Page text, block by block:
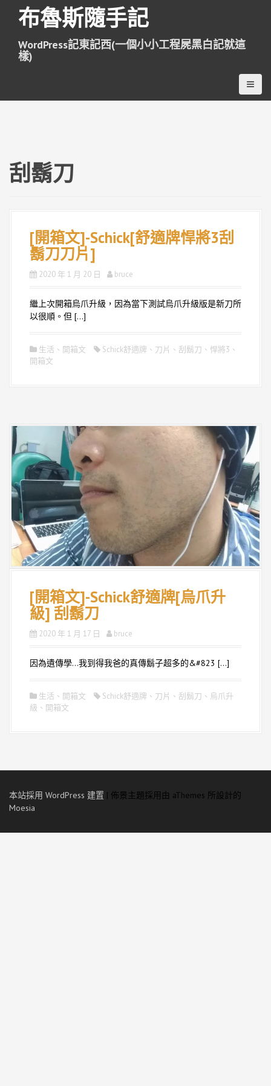
布魯斯隨手記
WordPress記東記西(一個小小工程屍黑白記就這
樣)
刮鬍刀
[開箱文]-Schick[舒適牌悍將3刮
鬍刀刀片]
2020 年 1 月 20 日 bruce
繼上次開箱烏爪升級，因為當下測試烏爪升級版是新刀所
以很順。但 […]
生活 、 開箱文 Schick舒適牌 、 刀片 、 刮鬍刀 、 悍將3 、
開箱文
[開箱文]-Schick舒適牌[烏爪升
級] 刮鬍刀
2020 年 1 月 17 日 bruce
因為遺傳學…我到得我爸的真傳鬍子超多的&#823 […]
生活 、 開箱文 Schick舒適牌 、 刀片 、 刮鬍刀 、 烏爪升
級 、 開箱文
本站採用 WordPress 建置 | 佈景主題採用由 aThemes 所設計的
Moesia